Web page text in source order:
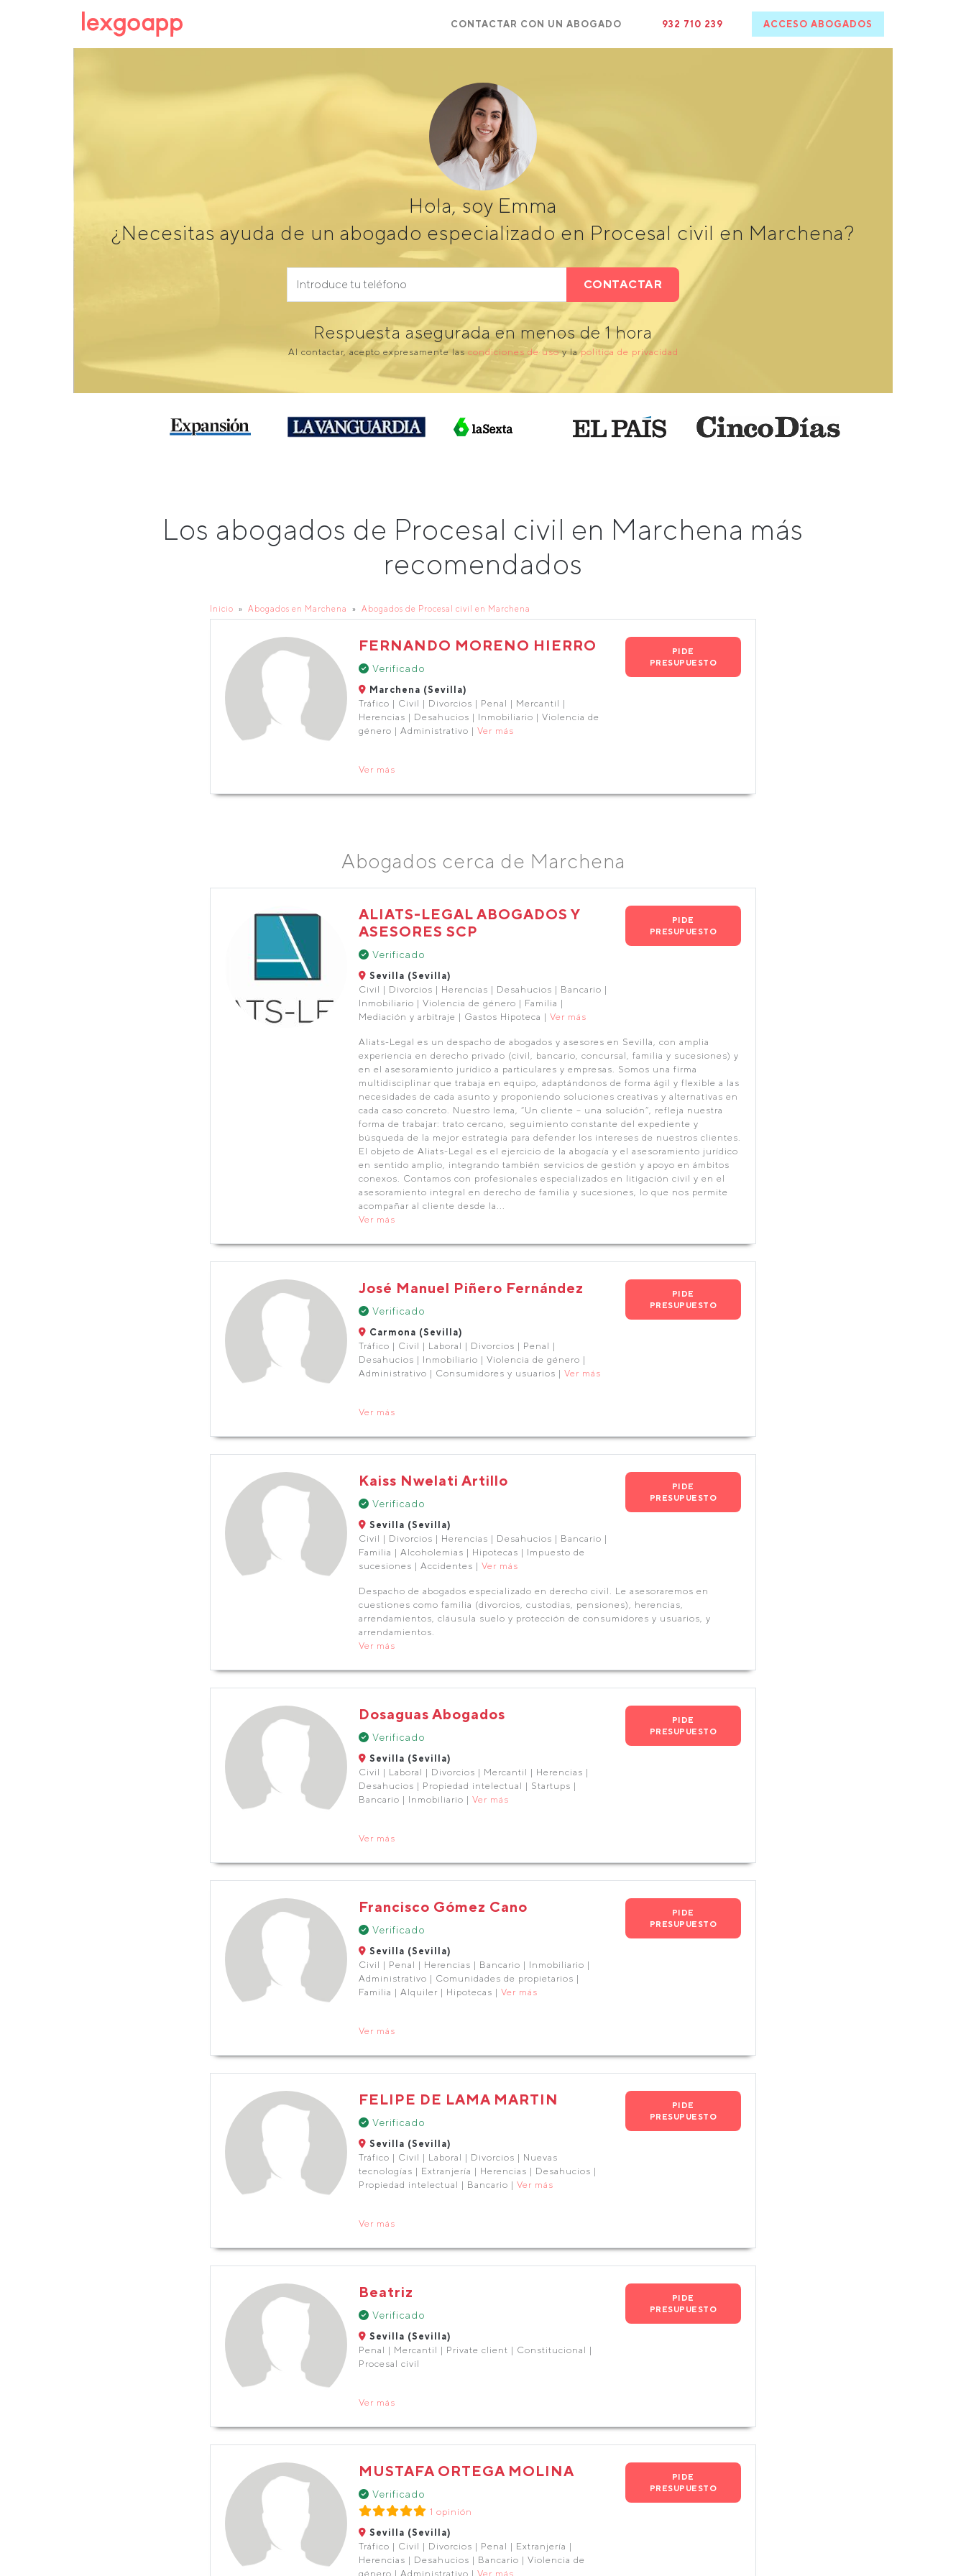
CONTACTAR CON UN ABOGADO 932 710 239 ACCESO ABOGADOS
Hola, soy Emma
¿Necesitas ayuda de un abogado especializado en Procesal civil en Marchena?
CONTACTAR
Respuesta asegurada en menos de 1 hora
Al contactar, acepto expresamente las condiciones de usoy lapolítica de privacidad
Los abogados de Procesal civil en Marchena más
recomendados
Inicio Abogados en Marchena Abogados de Procesal civil en Marchena
FERNANDO MORENO HIERRO
Verificado
Marchena (Sevilla)
Tráfico | Civil | Divorcios | Penal | Mercantil |
Herencias | Desahucios | Inmobiliario | Violencia de
género | Administrativo | Ver más
PIDE
PRESUPUESTO
Ver más
Abogados cerca de Marchena
ALIATS-LEGAL ABOGADOS Y
ASESORES SCP
Verificado
Sevilla (Sevilla)
Civil | Divorcios | Herencias | Desahucios | Bancario |
Inmobiliario | Violencia de género | Familia |
Mediación y arbitraje | Gastos Hipoteca | Ver más
PIDE
PRESUPUESTO
Aliats-Legal es un despacho de abogados y asesores en Sevilla, con amplia
experiencia en derecho privado (civil, bancario, concursal, familia y sucesiones) y
en el asesoramiento jurídico a particulares y empresas. Somos una firma
multidisciplinar que trabaja en equipo, adaptándonos de forma ágil y flexible a las
necesidades de cada asunto y proponiendo soluciones creativas y alternativas en
cada caso concreto. Nuestro lema, “Un cliente – una solución”, refleja nuestra
forma de trabajar: trato cercano, seguimiento constante del expediente y
búsqueda de la mejor estrategia para defender los intereses de nuestros clientes.
El objeto de Aliats-Legal es el ejercicio de la abogacía y el asesoramiento jurídico
en sentido amplio, integrando también servicios de gestión y apoyo en ámbitos
conexos. Contamos con profesionales especializados en litigación civil y en el
asesoramiento integral en derecho de familia y sucesiones, lo que nos permite
acompañar al cliente desde la...
Ver más
José Manuel Piñero Fernández
Verificado
Carmona (Sevilla)
Tráfico | Civil | Laboral | Divorcios | Penal |
Desahucios | Inmobiliario | Violencia de género |
Administrativo | Consumidores y usuarios | Ver más
PIDE
PRESUPUESTO
Ver más
Kaiss Nwelati Artillo
Verificado
Sevilla (Sevilla)
Civil | Divorcios | Herencias | Desahucios | Bancario |
Familia | Alcoholemias | Hipotecas | Impuesto de
sucesiones | Accidentes | Ver más
PIDE
PRESUPUESTO
Despacho de abogados especializado en derecho civil. Le asesoraremos en
cuestiones como familia (divorcios, custodias, pensiones), herencias,
arrendamientos, cláusula suelo y protección de consumidores y usuarios, y
arrendamientos.
Ver más
Dosaguas Abogados
Verificado
Sevilla (Sevilla)
Civil | Laboral | Divorcios | Mercantil | Herencias |
Desahucios | Propiedad intelectual | Startups |
Bancario | Inmobiliario | Ver más
PIDE
PRESUPUESTO
Ver más
Francisco Gómez Cano
Verificado
Sevilla (Sevilla)
Civil | Penal | Herencias | Bancario | Inmobiliario |
Administrativo | Comunidades de propietarios |
Familia | Alquiler | Hipotecas | Ver más
PIDE
PRESUPUESTO
Ver más
FELIPE DE LAMA MARTIN
Verificado
Sevilla (Sevilla)
Tráfico | Civil | Laboral | Divorcios | Nuevas
tecnologías | Extranjería | Herencias | Desahucios |
Propiedad intelectual | Bancario | Ver más
PIDE
PRESUPUESTO
Ver más
Beatriz
Verificado
Sevilla (Sevilla)
Penal | Mercantil | Private client | Constitucional |
Procesal civil
PIDE
PRESUPUESTO
Ver más
MUSTAFA ORTEGA MOLINA
Verificado
1 opinión
Sevilla (Sevilla)
Tráfico | Civil | Divorcios | Penal | Extranjería |
Herencias | Desahucios | Bancario | Violencia de
género | Administrativo | Ver más
PIDE
PRESUPUESTO